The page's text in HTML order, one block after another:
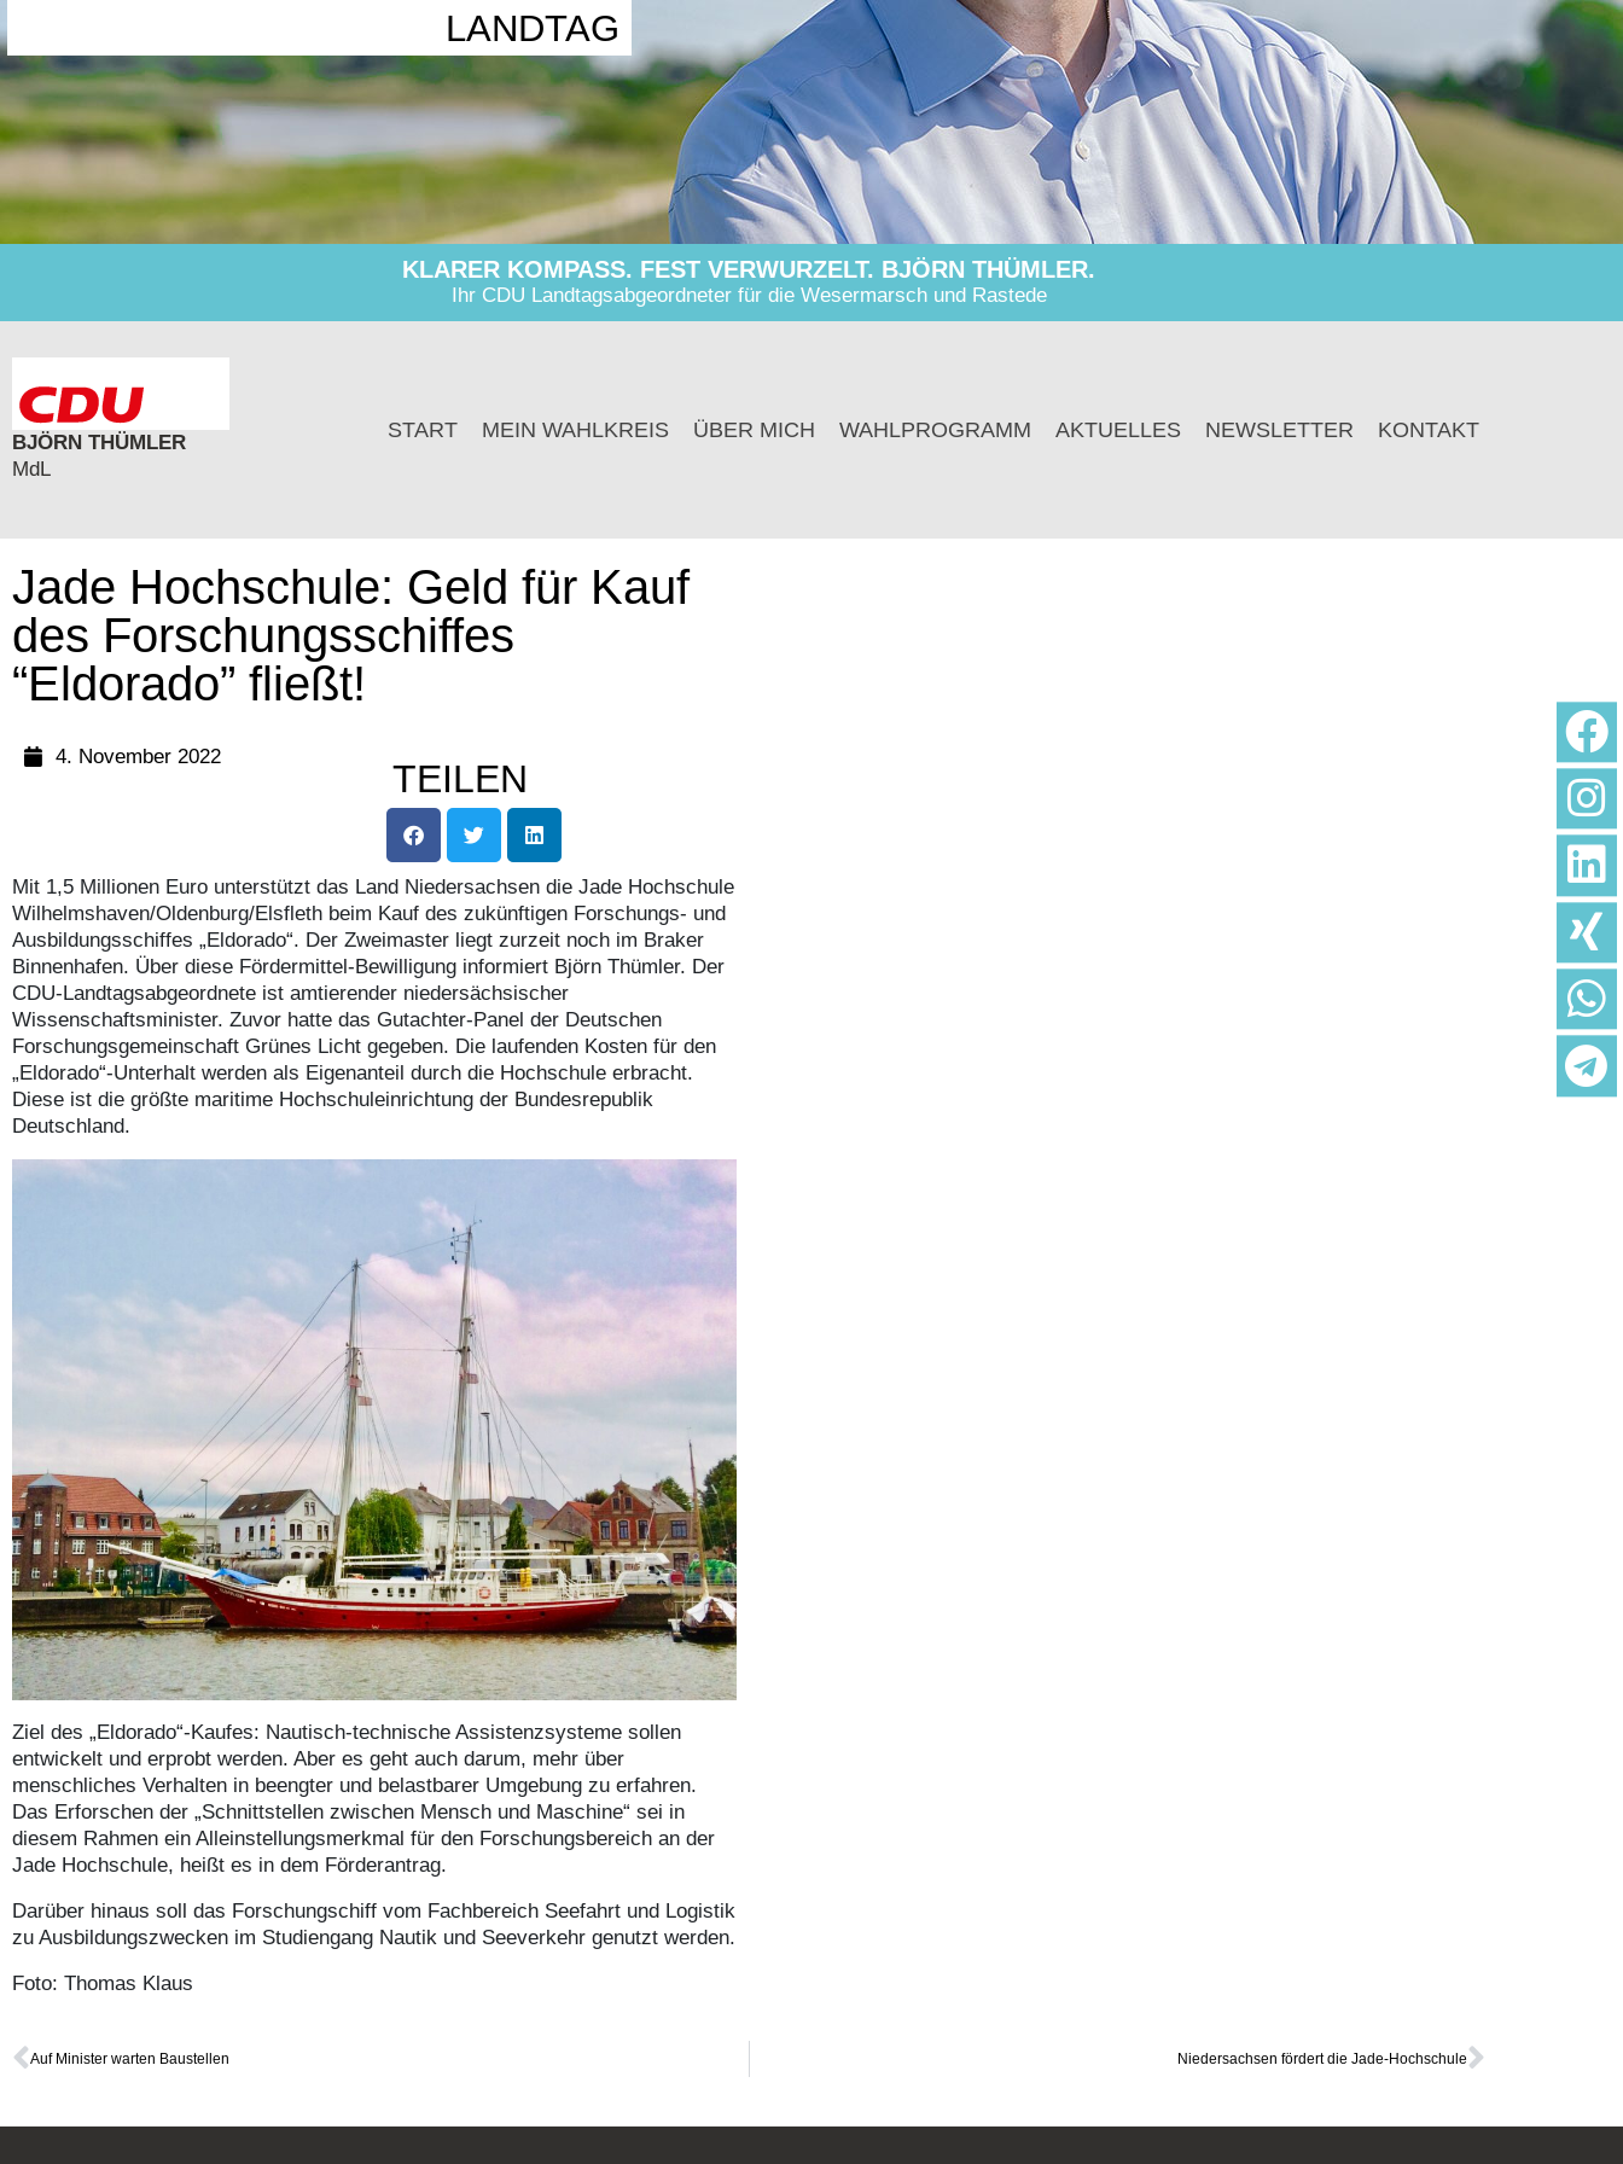
LANDTAG
KLARER KOMPASS. FEST VERWURZELT. BJÖRN THÜMLER.
Ihr CDU Landtagsabgeordneter für die Wesermarsch und Rastede
BJÖRN THÜMLER
MdL
START MEIN WAHLKREIS ÜBER MICH WAHLPROGRAMM AKTUELLES NEWSLETTER KONTAKT
Jade Hochschule: Geld für Kauf
des Forschungsschiffes
“Eldorado” fließt!
4. November 2022
TEILEN
Mit 1,5 Millionen Euro unterstützt das Land Niedersachsen die Jade Hochschule
Wilhelmshaven/Oldenburg/Elsfleth beim Kauf des zukünftigen Forschungs- und
Ausbildungsschiffes „Eldorado“. Der Zweimaster liegt zurzeit noch im Braker
Binnenhafen. Über diese Fördermittel-Bewilligung informiert Björn Thümler. Der
CDU-Landtagsabgeordnete ist amtierender niedersächsischer
Wissenschaftsminister. Zuvor hatte das Gutachter-Panel der Deutschen
Forschungsgemeinschaft Grünes Licht gegeben. Die laufenden Kosten für den
„Eldorado“-Unterhalt werden als Eigenanteil durch die Hochschule erbracht.
Diese ist die größte maritime Hochschuleinrichtung der Bundesrepublik
Deutschland.
Ziel des „Eldorado“-Kaufes: Nautisch-technische Assistenzsysteme sollen
entwickelt und erprobt werden. Aber es geht auch darum, mehr über
menschliches Verhalten in beengter und belastbarer Umgebung zu erfahren.
Das Erforschen der „Schnittstellen zwischen Mensch und Maschine“ sei in
diesem Rahmen ein Alleinstellungsmerkmal für den Forschungsbereich an der
Jade Hochschule, heißt es in dem Förderantrag.
Darüber hinaus soll das Forschungschiff vom Fachbereich Seefahrt und Logistik
zu Ausbildungszwecken im Studiengang Nautik und Seeverkehr genutzt werden.
Foto: Thomas Klaus
Auf Minister warten Baustellen Niedersachsen fördert die Jade-Hochschule